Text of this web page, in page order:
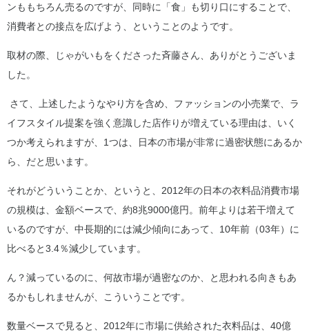
ンももちろん売るのですが、同時に「食」も切り口にすることで、
消費者との接点を広げよう、ということのようです。
取材の際、じゃがいもをくださった斉藤さん、ありがとうございま
した。
さて、上述したようなやり方を含め、ファッションの小売業で、ラ
イフスタイル提案を強く意識した店作りが増えている理由は、いく
つか考えられますが、1つは、日本の市場が非常に過密状態にあるか
ら、だと思います。
それがどういうことか、というと、2012年の日本の衣料品消費市場
の規模は、金額ベースで、約8兆9000億円。前年よりは若干増えて
いるのですが、中長期的には減少傾向にあって、10年前（03年）に
比べると3.4％減少しています。
ん？減っているのに、何故市場が過密なのか、と思われる向きもあ
るかもしれませんが、こういうことです。
数量ベースで見ると、2012年に市場に供給された衣料品は、40億